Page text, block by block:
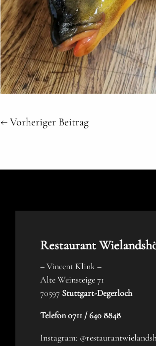
←Vorheriger Beitrag
Restaurant
– Vincent Klink –
Alte Weinsteige 71
70597 Stuttgart-Degerloch
Telefon 0711 / 640 8848
Instagram: